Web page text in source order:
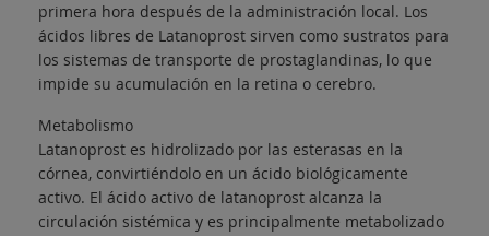
primera hora después de la administración local. Los
ácidos libres de Latanoprost sirven como sustratos para
los sistemas de transporte de prostaglandinas, lo que
impide su acumulación en la retina o cerebro.
Metabolismo
Latanoprost es hidrolizado por las esterasas en la
córnea, convirtiéndolo en un ácido biológicamente
activo. El ácido activo de latanoprost alcanza la
circulación sistémica y es principalmente metabolizado